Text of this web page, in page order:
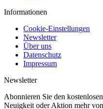
Informationen
Cookie-Einstellungen
Newsletter
Über uns
Datenschutz
Impressum
Newsletter
Abonnieren Sie den
Neuigkeit oder Aktion mehr